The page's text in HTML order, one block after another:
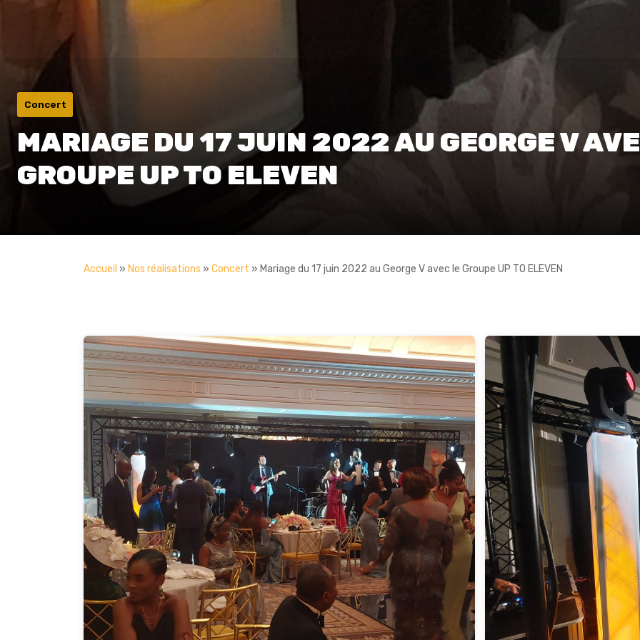
Concert
MARIAGE DU 17 JUIN 2022 AU GEORGE V
GROUPE UP TO ELEVEN
Accueil » Nos réalisations » Concert » Mariage du 17 juin 2022 au George V avec le Groupe UP TO ELEVEN